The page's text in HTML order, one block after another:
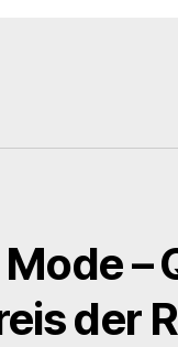
–
der